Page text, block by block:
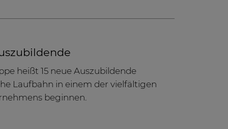
heißt 15 neue Auszubildende
Laufbahn in einem der vielfältigen
beginnen.